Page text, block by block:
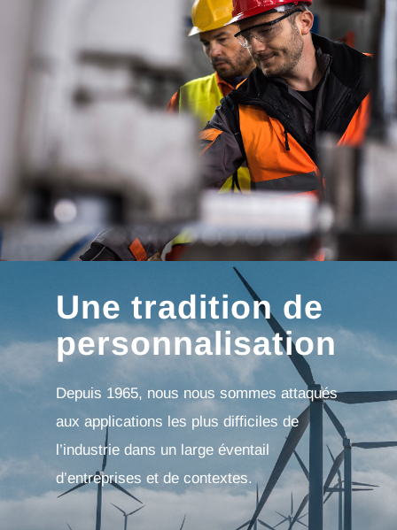
Une tradition de
personnalisation
Depuis 1965, nous nous sommes attaqués
aux applications les plus difficiles de
l’industrie dans un large éventail
d’entreprises et de contextes.